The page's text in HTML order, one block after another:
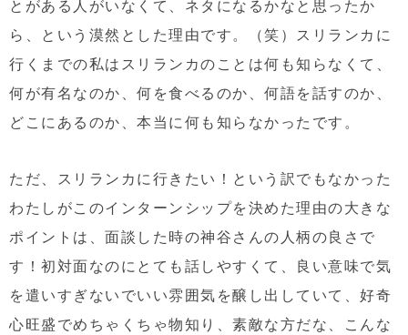
とがある人がいなくて、ネタになるかなと思ったか
ら、という漠然とした理由です。（笑）スリランカに
行くまでの私はスリランカのことは何も知らなくて、
何が有名なのか、何を食べるのか、何語を話すのか、
どこにあるのか、本当に何も知らなかったです。
ただ、スリランカに行きたい！という訳でもなかった
わたしがこのインターンシップを決めた理由の大きな
ポイントは、面談した時の神谷さんの人柄の良さで
す！初対面なのにとても話しやすくて、良い意味で気
を遣いすぎないでいい雰囲気を醸し出していて、好奇
心旺盛でめちゃくちゃ物知り、素敵な方だな、こんな